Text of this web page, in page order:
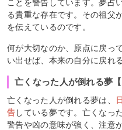
ことを警告しています。夢占
る貴重な存在です。その祖父
を伝えているのです。
何が大切なのか、原点に戻っ
い出せば、本来の自分に戻れ
亡くなった人が倒れる夢【
亡くなった人が倒れる夢は、
告している夢です。亡くなっ
警告や凶の意味が強く、注意